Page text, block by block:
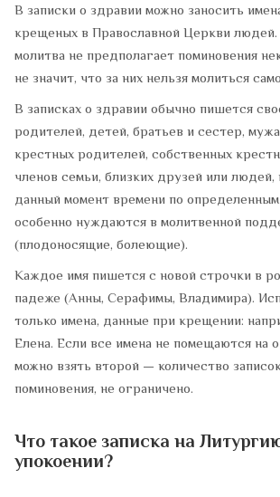
В записки о здравии можно заносить
крещеных в Православной Церкви
молитва не предполагает поминовения
не значит, что за них нельзя молиться
В записках о здравии обычно пишется
родителей, детей, братьев и сестер,
крестных родителей, собственных
членов семьи, близких друзей или людей,
данный момент времени по
особенно нуждаются в молитвенной
(плодоносящие, болеющие).
Каждое имя пишется с новой строчки в
падеже (Анны, Серафимы, Владимира).
только имена, данные при крещении:
Елена. Если все имена не помещаются на
можно взять второй — количество
поминовения, не ограничено.
Что такое записка на
упокоении?